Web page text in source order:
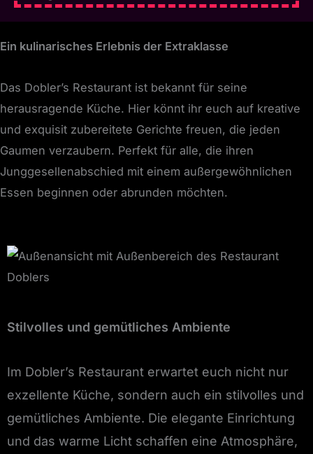
Ein kulinarisches Erlebnis der Extraklasse
Das Dobler’s Restaurant ist bekannt für seine
herausragende Küche. Hier könnt ihr euch auf kreative
und exquisit zubereitete Gerichte freuen, die jeden
Gaumen verzaubern. Perfekt für alle, die ihren
Junggesellenabschied mit einem außergewöhnlichen
Essen beginnen oder abrunden möchten.
Stilvolles und gemütliches Ambiente
Im Dobler’s Restaurant erwartet euch nicht nur
exzellente Küche, sondern auch ein stilvolles und
gemütliches Ambiente. Die elegante Einrichtung
und das warme Licht schaffen eine Atmosphäre,